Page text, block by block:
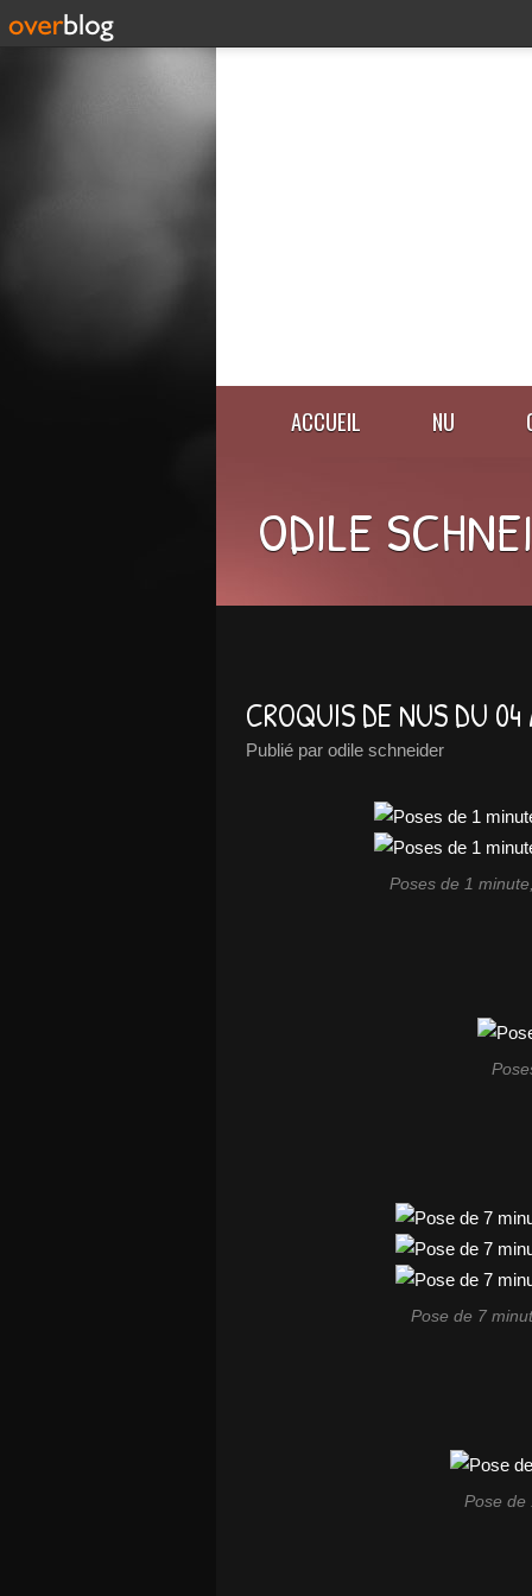
ACCUEIL NU
ODILE
CROQUIS DE NUS DU
Publié par odile schneider
Poses de 1
Pose de 7
Pose de